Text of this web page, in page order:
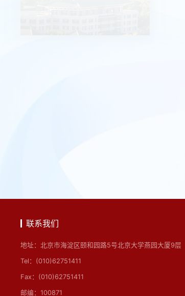
联系我们
地址：北京市海淀区颐和园路5号北京大学燕园大厦9层
Tel：(010)62751411
Fax：(010)62751411
邮编：100871